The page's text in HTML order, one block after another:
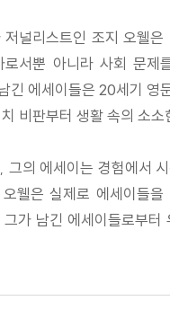
널리스트인 조지 오웰
로서뿐 아니라 사회 문
긴 에세이들은 20세기
비판부터 생활 속의 소
그의 에세이는 경험에서
웰은 실제로 에세이들
가 남긴 에세이들로부